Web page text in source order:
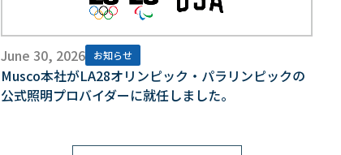
June 30, 2026 お知らせ
Musco本社がLA28オリンピック・パラリンピックの
公式照明プロバイダーに就任しました。